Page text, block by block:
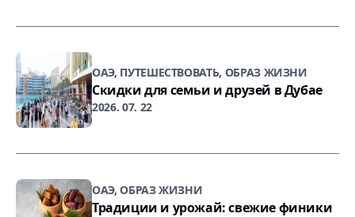
ОАЭ, ПУТЕШЕСТВОВАТЬ, ОБРАЗ ЖИЗНИ
Скидки для семьи и друзей в Дубае
2026. 07. 22
ОАЭ, ОБРАЗ ЖИЗНИ
Традиции и урожай: свежие финики